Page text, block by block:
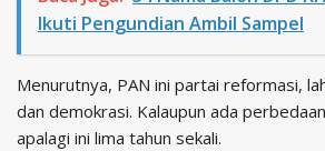
Ikuti Pengundian Ambil Sampel
Menurutnya, PAN ini partai reformasi,
dan demokrasi. Kalaupun ada
apalagi ini lima tahun sekali.